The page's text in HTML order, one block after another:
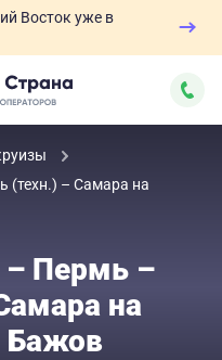
Восток уже в
(техн.) – Самара на
– Пермь –
на
Бажов